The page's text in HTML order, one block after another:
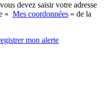
devez saisir votre adresse
« Mes coordonnées » de la
mon alerte